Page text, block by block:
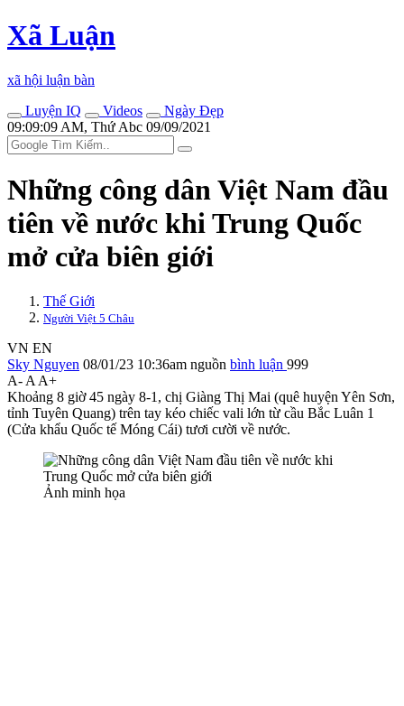
Xã Luận
xã hội luận bàn
Luyện IQ
Videos
Ngày Đẹp
09:09:09 AM, Thứ Abc 09/09/2021
Những công dân Việt Nam đầu
tiên về nước khi Trung Quốc
mở cửa biên giới
Thế Giới
Người Việt 5 Châu
VN EN
Sky Nguyen 08/01/23 10:36am nguồn bình luận 999
A- A A+
Khoảng 8 giờ 45 ngày 8-1, chị Giàng Thị Mai (quê huyện Yên Sơn,
tỉnh Tuyên Quang) trên tay kéo chiếc vali lớn từ cầu Bắc Luân 1
(Cửa khẩu Quốc tế Móng Cái) tươi cười về nước.
Ảnh minh họa